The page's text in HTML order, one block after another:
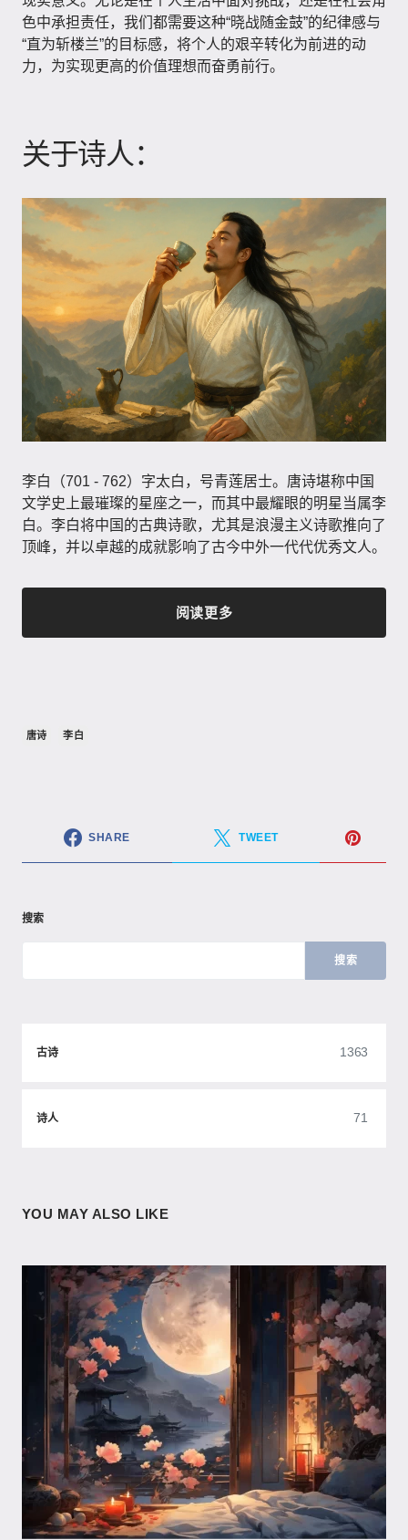
色中承担责任，我们都需要这种“晓战随金鼓”的纪律感与
“直为斩楼兰”的目标感，将个人的艰辛转化为前进的动
力，为实现更高的价值理想而奋勇前行。
关于诗人：
李白（701 - 762）字太白，号青莲居士。唐诗堪称中国
文学史上最璀璨的星座之一，而其中最耀眼的明星当属李
白。李白将中国的古典诗歌，尤其是浪漫主义诗歌推向了
顶峰，并以卓越的成就影响了古今中外一代代优秀文人。
阅读更多
唐诗 李白
SHARE TWEET
搜索
搜索
古诗 1363
诗人 71
YOU MAY ALSO LIKE